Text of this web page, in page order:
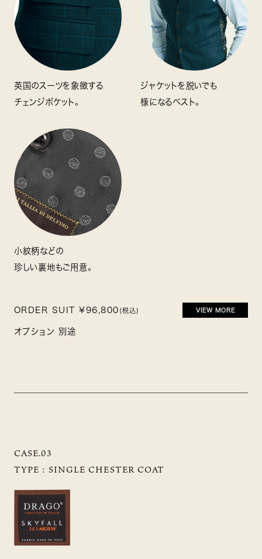
英国のスーツを象徴する
チェンジポケット。
ジャケットを脱いでも
様になるベスト。
小紋柄などの
珍しい裏地もご用意。
ORDER SUIT ¥96,800 (税込) VIEW MORE
オプション 別途
CASE.03
TYPE : SINGLE CHESTER COAT